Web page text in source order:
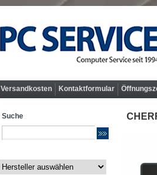
Versandkosten Kontaktformular
Suche